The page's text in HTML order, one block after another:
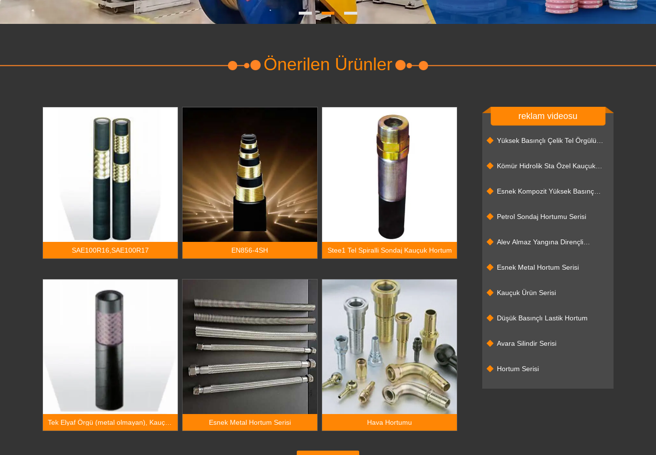
Önerilen Ürünler
reklam videosu
Yüksek Basınçlı Çelik Tel Örgülü
Kauçuk Hortum
Kömür Hidrolik Sta Özel Kauçuk
Hortum Tertibatı
Esnek Kompozit Yüksek Basınç
Boru Hattı Arazisi
Petrol Sondaj Hortumu Serisi
Alev Almaz Yangına Dirençli
Kauçuk Hortum
Esnek Metal Hortum Serisi
Kauçuk Ürün Serisi
Düşük Basınçlı Lastik Hortum
Avara Silindir Serisi
Hortum Serisi
SAE100R16,SAE100R17 EN856-4SH Stee1 Tel Spiralli Sondaj Kauçuk Hortum
Tek Elyaf Örgü (metal olmayan), Kauçuk
Kaplı Hidrolik Hortum
Esnek Metal Hortum Serisi Hava Hortumu